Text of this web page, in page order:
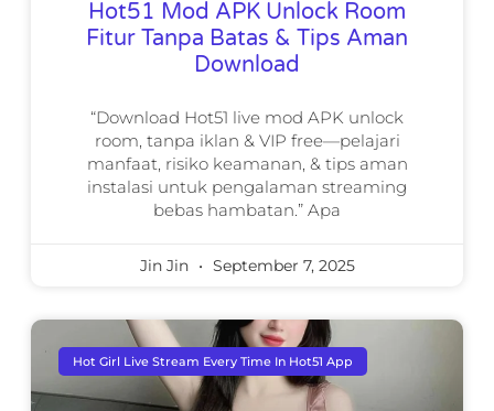
Hot51 Mod APK Unlock Room
Fitur Tanpa Batas & Tips Aman
Download
“Download Hot51 live mod APK unlock
room, tanpa iklan & VIP free—pelajari
manfaat, risiko keamanan, & tips aman
instalasi untuk pengalaman streaming
bebas hambatan.” Apa
Jin Jin September 7, 2025
Hot Girl Live Stream Every Time In Hot51 App